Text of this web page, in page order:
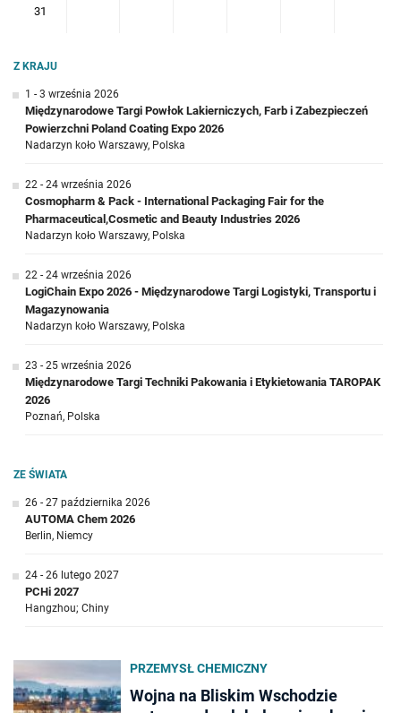
31
Z KRAJU
1 - 3 września 2026
Międzynarodowe Targi Powłok Lakierniczych, Farb i Zabezpieczeń
Powierzchni Poland Coating Expo 2026
Nadarzyn koło Warszawy, Polska
22 - 24 września 2026
Cosmopharm & Pack - International Packaging Fair for the
Pharmaceutical,Cosmetic and Beauty Industries 2026
Nadarzyn koło Warszawy, Polska
22 - 24 września 2026
LogiChain Expo 2026 - Międzynarodowe Targi Logistyki, Transportu i
Magazynowania
Nadarzyn koło Warszawy, Polska
23 - 25 września 2026
Międzynarodowe Targi Techniki Pakowania i Etykietowania TAROPAK
2026
Poznań, Polska
ZE ŚWIATA
26 - 27 października 2026
AUTOMA Chem 2026
Berlin, Niemcy
24 - 26 lutego 2027
PCHi 2027
Hangzhou; Chiny
PRZEMYSŁ CHEMICZNY
Wojna na Bliskim Wschodzie